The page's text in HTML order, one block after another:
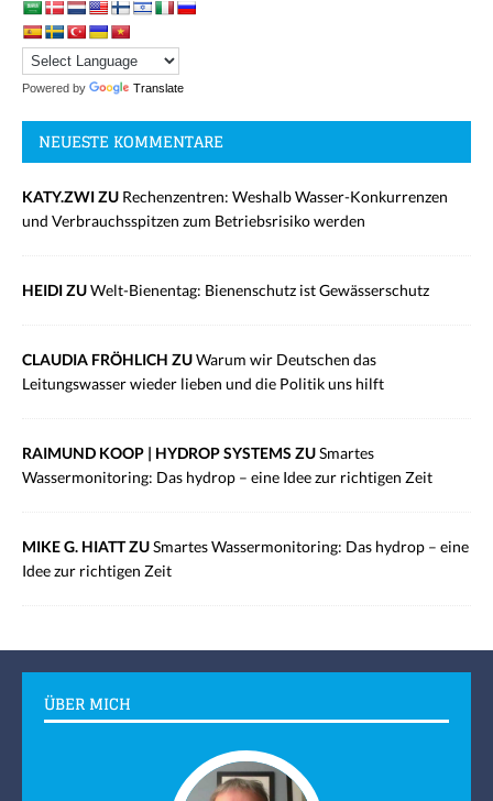
Powered by Translate
NEUESTE KOMMENTARE
KATY.ZWI ZU Rechenzentren: Weshalb Wasser-Konkurrenzen
und Verbrauchsspitzen zum Betriebsrisiko werden
HEIDI ZUWelt-Bienentag: Bienenschutz ist Gewässerschutz
CLAUDIA FRÖHLICH ZUWarum wir Deutschen das
Leitungswasser wieder lieben und die Politik uns hilft
RAIMUND KOOP | HYDROP SYSTEMS ZUSmartes
Wassermonitoring: Das hydrop – eine Idee zur richtigen Zeit
MIKE G. HIATT ZUSmartes Wassermonitoring: Das hydrop – eine
Idee zur richtigen Zeit
ÜBER MICH